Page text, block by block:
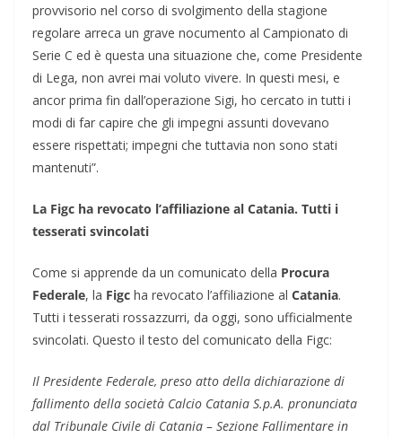
provvisorio nel corso di svolgimento della stagione
regolare arreca un grave nocumento al Campionato di
Serie C ed è questa una situazione che, come Presidente
di Lega, non avrei mai voluto vivere. In questi mesi, e
ancor prima fin dall’operazione Sigi, ho cercato in tutti i
modi di far capire che gli impegni assunti dovevano
essere rispettati; impegni che tuttavia non sono stati
mantenuti”.
La Figc ha revocato l’affiliazione al Catania. Tutti i
tesserati svincolati
Come si apprende da un comunicato della Procura
Federale, la Figc ha revocato l’affiliazione al Catania.
Tutti i tesserati rossazzurri, da oggi, sono ufficialmente
svincolati. Questo il testo del comunicato della Figc:
Il Presidente Federale, preso atto della dichiarazione di
fallimento della società Calcio Catania S.p.A. pronunciata
dal Tribunale Civile di Catania – Sezione Fallimentare in